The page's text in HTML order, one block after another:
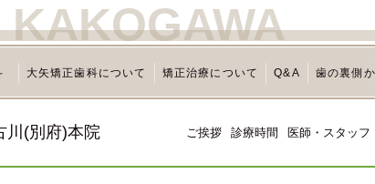
KAKOGAWA
大矢矯正歯科について 矯正治療について Q&A 歯の裏側
川(別府)本院 ご挨拶 診療時間 医師・スタッフ